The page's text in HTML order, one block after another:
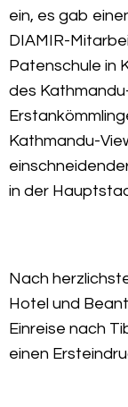
ein, es gab
DIAMIR-
Patenschule in
des
Kathmandu-
in der
Nach
Hotel und
Einreise nach
einen